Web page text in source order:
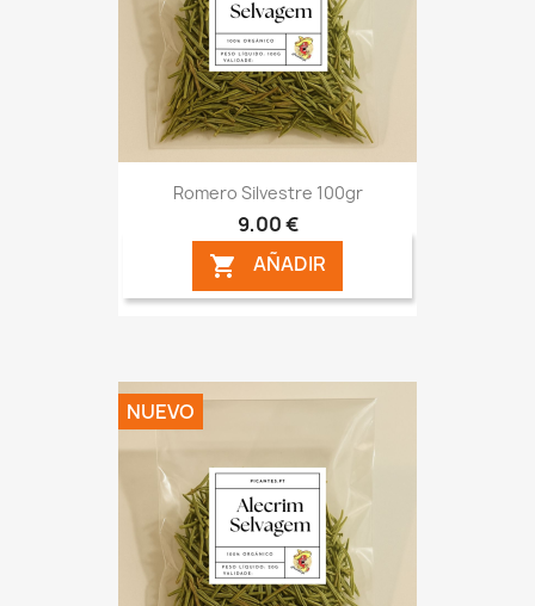
Romero Silvestre 100gr
9,00 €
 AÑADIR
NUEVO